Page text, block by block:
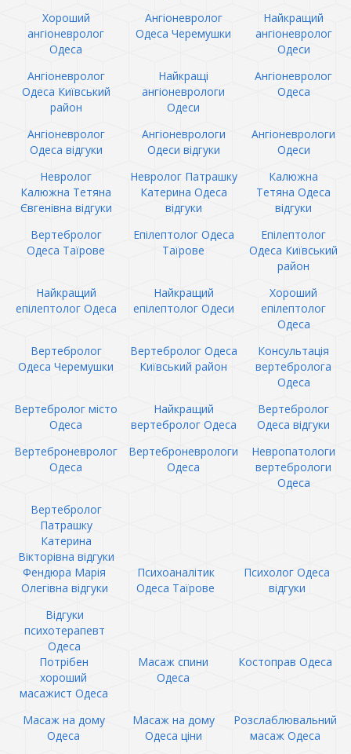
Хороший
ангіоневролог
Одеса
Ангіоневролог
Одеса Черемушки
Найкращий
ангіоневролог
Одеси
Ангіоневролог
Одеса Київський
район
Найкращі
ангіоневрологи
Одеси
Ангіоневролог
Одеса
Ангіоневролог
Одеса відгуки
Ангіоневрологи
Одеси відгуки
Ангіоневрологи
Одеси
Невролог
Калюжна Тетяна
Євгенівна відгуки
Невролог Патрашку
Катерина Одеса
відгуки
Калюжна
Тетяна Одеса
відгуки
Вертебролог
Одеса Таїрове
Епілептолог Одеса
Таїрове
Епілептолог
Одеса Київський
район
Найкращий
епілептолог Одеса
Найкращий
епілептолог Одеси
Хороший
епілептолог
Одеса
Вертебролог
Одеса Черемушки
Вертебролог Одеса
Київський район
Консультація
вертебролога
Одеса
Вертебролог місто
Одеса
Найкращий
вертебролог Одеса
Вертебролог
Одеса відгуки
Вертеброневролог
Одеса
Вертеброневрологи
Одеса
Невропатологи
вертебрологи
Одеса
Вертебролог
Патрашку
Катерина
Вікторівна відгуки
Фендюра Марія
Олегівна відгуки
Психоаналітик
Одеса Таїрове
Психолог Одеса
відгуки
Відгуки
психотерапевт
Одеса
Потрібен
хороший
масажист Одеса
Масаж спини
Одеса
Костоправ Одеса
Масаж на дому
Одеса
Масаж на дому
Одеса ціни
Розслаблювальний
масаж Одеса